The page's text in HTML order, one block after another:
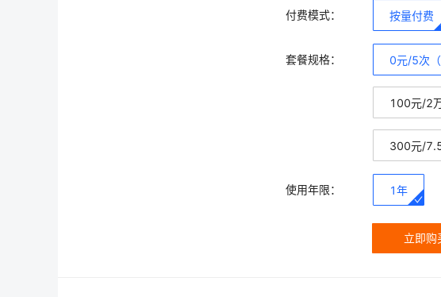
付费模式： 按量付费
套餐规格： 0元/5次（
100元/2
300元/
使用年限： 1年
立即购